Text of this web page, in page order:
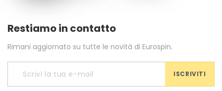
Restiamo in contatto
Rimani aggiornato su tutte le novità di Eurospin.
ISCRIVITI